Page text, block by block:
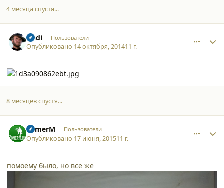
4 месяца спустя...
Andi Пользователи
Опубликовано 14 октября, 201411 г.
8 месяцев спустя...
ZomerM Пользователи
Опубликовано 17 июня, 201511 г.
помоему было, но все же